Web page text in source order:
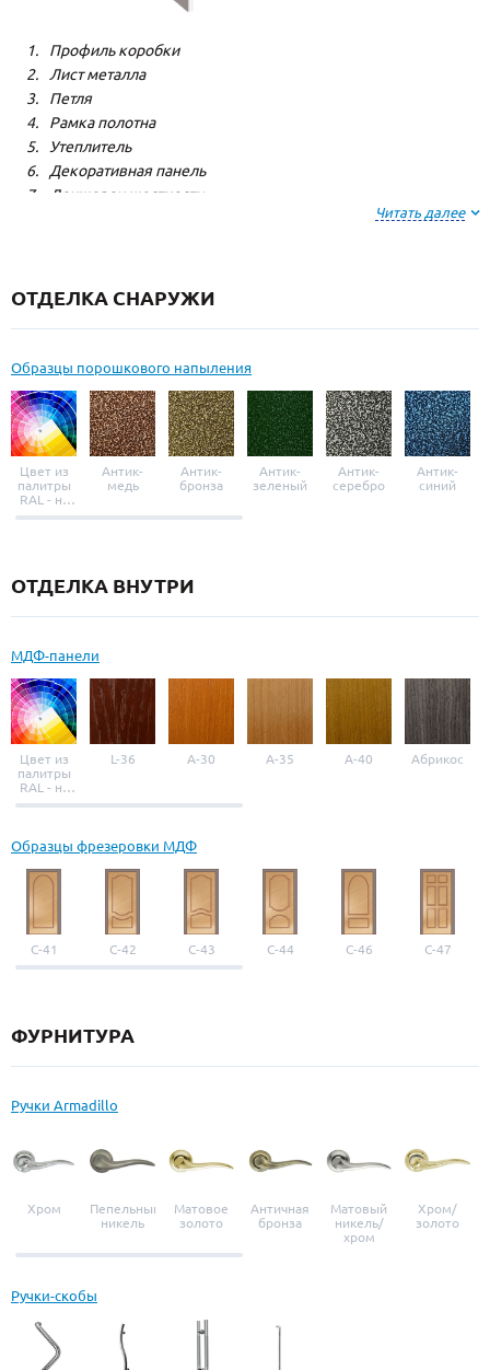
Профиль коробки
Лист металла
Петля
Рамка полотна
Утеплитель
Декоративная панель
Лонжерон жесткости
Читать далее
ОТДЕЛКА СНАРУЖИ
Образцы порошкового напыления
Цвет из
палитры
RAL - на
выбор
Антик-
медь
Антик-
бронза
Антик-
зеленый
Антик-
серебро
Антик-
синий
ОТДЕЛКА ВНУТРИ
МДФ-панели
Цвет из
палитры
RAL - на
выбор
L-36 A-30 A-35 A-40 Абрикос
Образцы фрезеровки МДФ
С-41 С-42 С-43 С-44 С-46 С-47
ФУРНИТУРА
Ручки Armadillo
Хром
Пепельный
никель
Матовое
золото
Античная
бронза
Матовый
никель/
хром
Хром/
золото
Ручки-скобы